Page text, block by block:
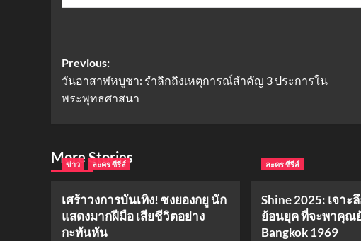
Post
navigation
Previous:
วันอาสาฬหบูชา: รำลึกถึงเหตุการณ์สำคัญ 3 ประการใน
พระพุทธศาสนา
More Stories
ข่าว ละคร ซีรีส์
เศร้าวงการบันเทิง! ซงยองกยู นัก
แสดงมากฝีมือ เสียชีวิตอย่าง
กะทันหัน
ละคร ซีรีส์
Shine 2025: เจาะ
ย้อนยุค ที่จะพาคุณ
Bangkok 1969